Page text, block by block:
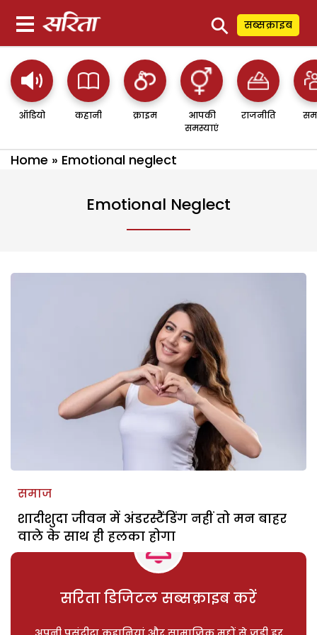
⚲ सब्सक्राइब
ऑडियो कहानी क्राइम
आपकी
समस्याएं
राजनीति
Home » Emotional neglect
Emotional Neglect
समाज
शादीशुदा जीवन में अंडरस्टैंडिंग नहीं तो मन बाहर
वाले के साथ ही हलका होगा
सरिता डिजिटल सब्सक्राइब करें